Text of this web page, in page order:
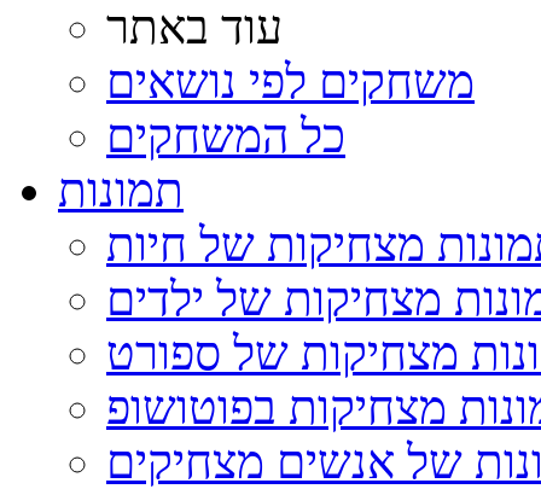
עוד באתר
משחקים לפי נושאים
כל המשחקים
תמונות
מצחיקות של חיות
מצחיקות של ילדים
מצחיקות של ספורט
מצחיקות בפוטושופ
של אנשים מצחיקים